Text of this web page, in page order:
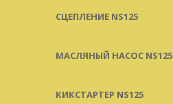
СЦЕПЛЕНИЕ NS125
МАСЛЯНЫЙ НАСОС NS125
КИКСТАРТЕР NS125